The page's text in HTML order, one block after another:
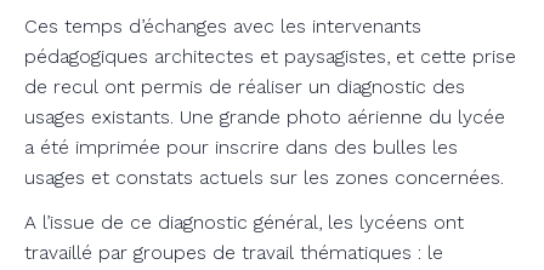
Ces temps d’échanges avec les intervenants
pédagogiques architectes et paysagistes, et cette prise
de recul ont permis de réaliser un diagnostic des
usages existants. Une grande photo aérienne du lycée
a été imprimée pour inscrire dans des bulles les
usages et constats actuels sur les zones concernées.
A l’issue de ce diagnostic général, les lycéens ont
travaillé par groupes de travail thématiques : le